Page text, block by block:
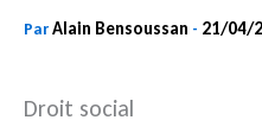
ParAlain Bensoussan - 21/04/
Droit social